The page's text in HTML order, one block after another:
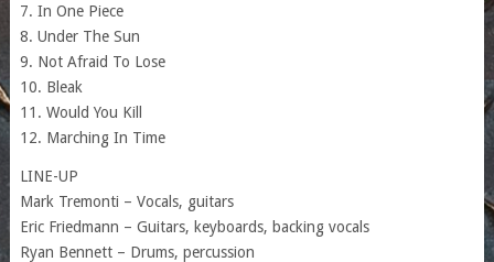
7. In One Piece
8. Under The Sun
9. Not Afraid To Lose
10. Bleak
11. Would You Kill
12. Marching In Time
LINE-UP
Mark Tremonti – Vocals, guitars
Eric Friedmann – Guitars, keyboards, backing vocals
Ryan Bennett – Drums, percussion